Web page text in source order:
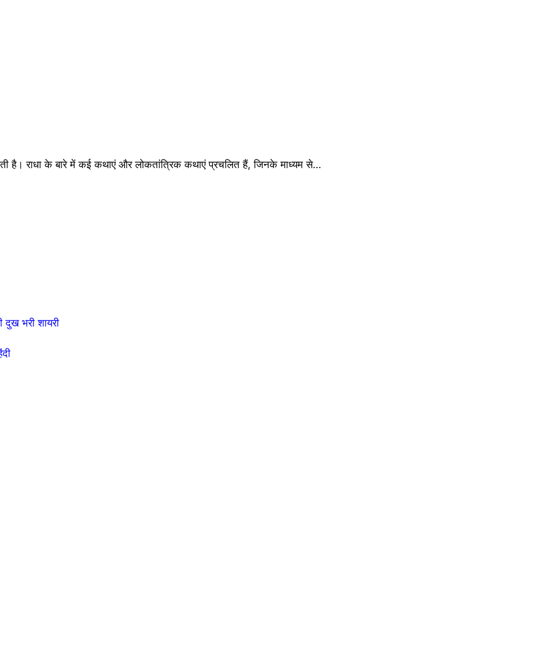
है। राधा के बारे में कई कथाएं और लोकतांत्रिक कथाएं प्रचलित हैं, जिनके माध्यम से…
भरी शायरी